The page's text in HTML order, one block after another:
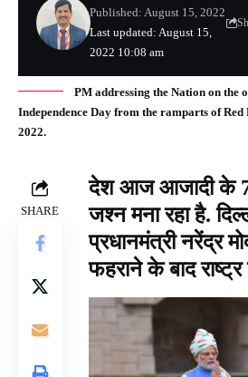
Last updated: August 15,
2022 10:08 am
Published: August 15, 2022
PM addressing the Nation on the
Independence Day from the ramparts of
2022.
SHARE
देश आज आजादी के
जश्न मना रहा है.
प्रधानमंत्री नरेंद्र
फहराने के बाद